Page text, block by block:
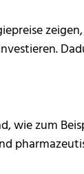
wie zum